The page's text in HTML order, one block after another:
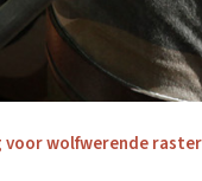
wolfwerende